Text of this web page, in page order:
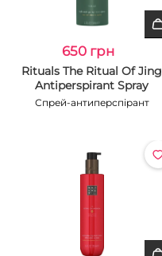
650 грн
Rituals The Ritual Of Jing
Antiperspirant Spray
Спрей-антиперспірант